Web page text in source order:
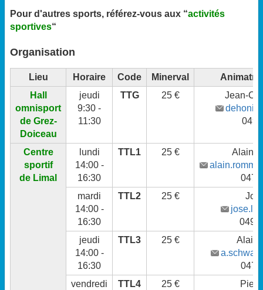
Pour d'autres sports, référez-vous aux “activités
sportives“
Organisation
Lieu Horaire Code Minerval
Hall
omnisport
de Grez-
Doiceau
jeudi
9:30 -
11:30
TTG 25 €
Jean-
Centre
sportif
de Limal
lundi
14:00 -
16:30
TTL1 25 €
Alain
mardi
14:00 -
16:30
TTL2 25 €
jeudi
14:00 -
16:30
TTL3 25 €
Alain
vendredi
TTL4 25 €